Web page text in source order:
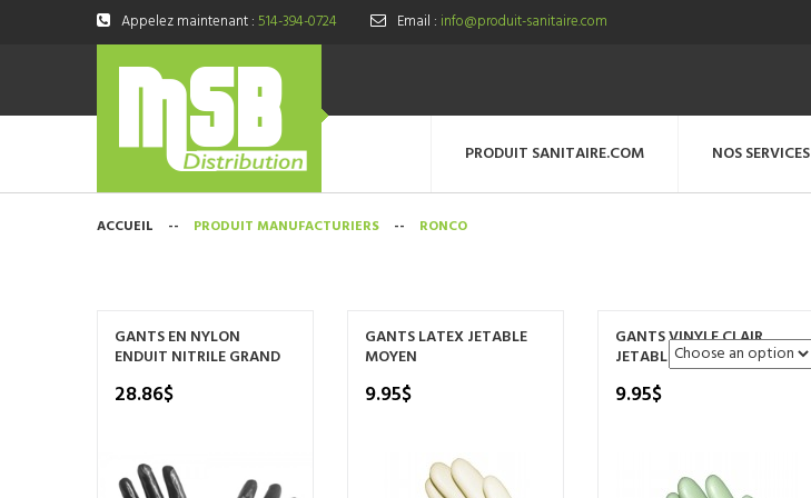
Appelez maintenant :514-394-0724 Email : info@produit-sanitaire.com
PRODUIT SANITAIRE.COM NOS SERVICES
ACCUEIL -- PRODUIT MANUFACTURIERS -- RONCO
GANTS EN NYLON
ENDUIT NITRILE GRAND
28.86$
GANTS LATEX JETABLE
MOYEN
9.95$
GANTS VINYLE CLAIR
JETABLE
9.95$